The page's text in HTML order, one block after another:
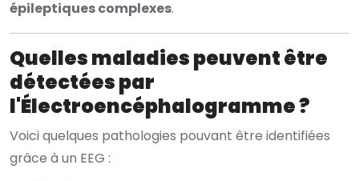
épileptiques complexes.
Quelles maladies peuvent être
détectées par
l'Électroencéphalogramme ?
Voici quelques pathologies pouvant être identifiées
grâce à un EEG :